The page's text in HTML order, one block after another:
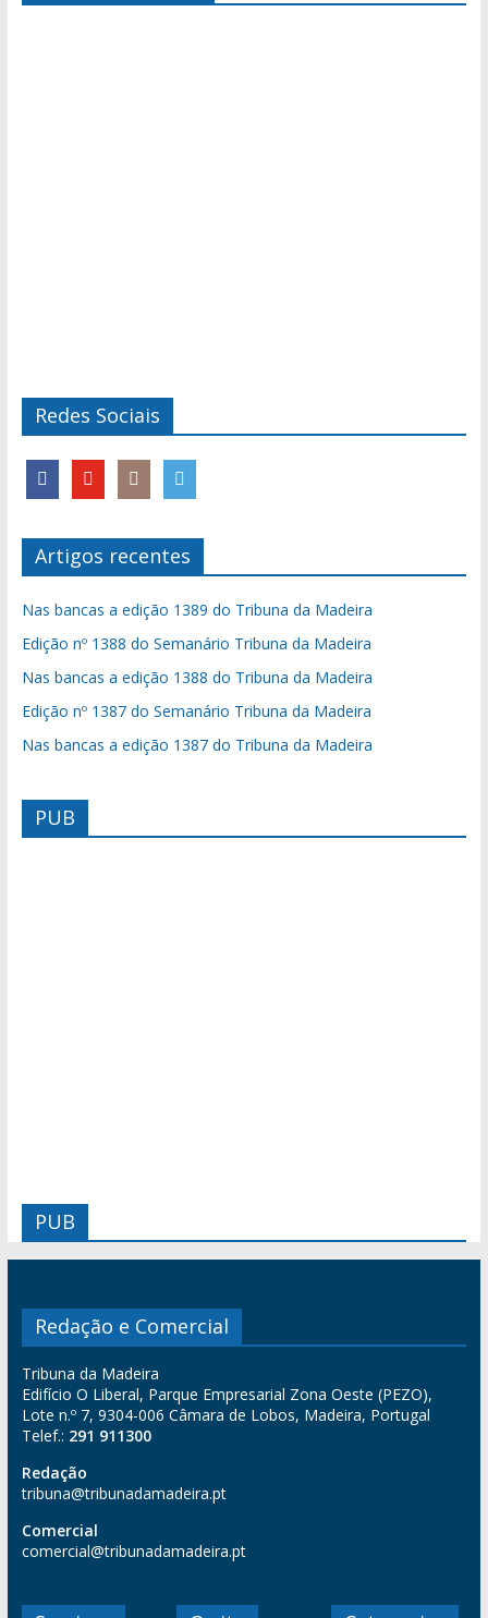
Redes Sociais
Artigos recentes
Nas bancas a edição 1389 do Tribuna da Madeira
Edição nº 1388 do Semanário Tribuna da Madeira
Nas bancas a edição 1388 do Tribuna da Madeira
Edição nº 1387 do Semanário Tribuna da Madeira
Nas bancas a edição 1387 do Tribuna da Madeira
PUB
PUB
Redação e Comercial
Tribuna da Madeira
Edifício O Liberal, Parque Empresarial Zona Oeste (PEZO),
Lote n.º 7, 9304-006 Câmara de Lobos, Madeira, Portugal
Telef.: 291 911300
Redação
tribuna@tribunadamadeira.pt
Comercial
comercial@tribunadamadeira.pt